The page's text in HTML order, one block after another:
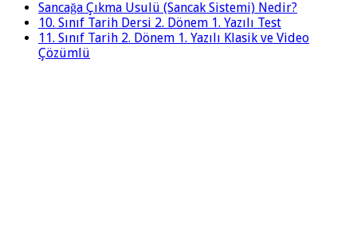
Sancağa Çıkma Usulü (Sancak Sistemi) Nedir?
10. Sınıf Tarih Dersi 2. Dönem 1. Yazılı Test
11. Sınıf Tarih 2. Dönem 1. Yazılı Klasik ve Video
Çözümlü